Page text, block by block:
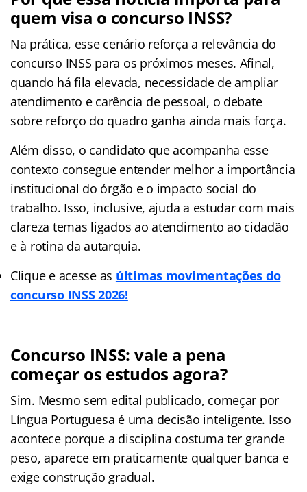
quem visa o concurso INSS?
Na prática, esse cenário reforça a relevância do
concurso INSS para os próximos meses. Afinal,
quando há fila elevada, necessidade de ampliar
atendimento e carência de pessoal, o debate
sobre reforço do quadro ganha ainda mais força.
Além disso, o candidato que acompanha esse
contexto consegue entender melhor a importância
institucional do órgão e o impacto social do
trabalho. Isso, inclusive, ajuda a estudar com mais
clareza temas ligados ao atendimento ao cidadão
e à rotina da autarquia.
Clique e acesse as últimas movimentações do
concurso INSS 2026!
Concurso INSS: vale a pena
começar os estudos agora?
Sim. Mesmo sem edital publicado, começar por
Língua Portuguesa é uma decisão inteligente. Isso
acontece porque a disciplina costuma ter grande
peso, aparece em praticamente qualquer banca e
exige construção gradual.